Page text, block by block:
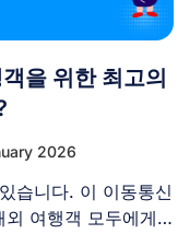
을 위한 최고의
2026
습니다. 이 이동통신
여행객 모두에게